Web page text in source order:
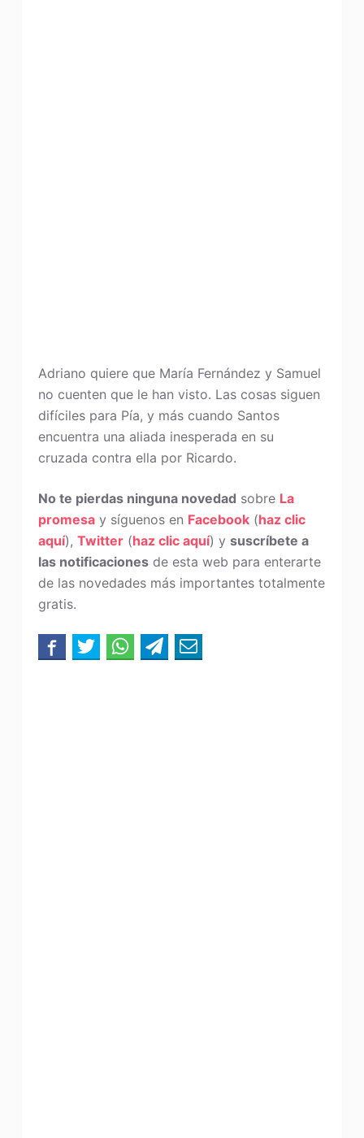
Adriano quiere que María Fernández y Samuel
no cuenten que le han visto. Las cosas siguen
difíciles para Pía, y más cuando Santos
encuentra una aliada inesperada en su
cruzada contra ella por Ricardo.
No te pierdas ninguna novedad sobre La
promesay síguenos en Facebook(haz clic
aquí), Twitter(haz clic aquí) y suscríbete a
las notificacionesde esta web para enterarte
de las novedades más importantes totalmente
gratis.